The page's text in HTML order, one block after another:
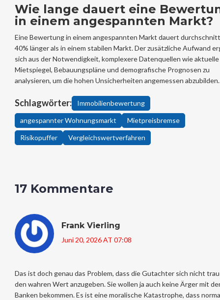
Wie lange dauert eine
in einem angespannten Markt?
Eine Bewertung in einem angespannten Markt dauert
40% länger als in einem stabilen Markt. Der zusätzliche Aufwand
sich aus der Notwendigkeit, komplexere Datenquellen wie aktuelle
Mietspiegel, Bebauungspläne und demografische Prognosen zu
analysieren, um die hohen Unsicherheiten angemessen abzubilden.
Schlagwörter: Immobilienbewertung
angespannter Wohnungsmarkt Mietpreisbremse
Risikopuffer Vergleichswertverfahren
17 Kommentare
Frank Vierling
Juni 20, 2026 AT 07:08
Das ist doch genau das Problem, dass die Gutachter sich nicht
den wahren Wert anzugeben. Sie wollen ja auch keine Ärger mit
Banken bekommen. Es ist eine moralische Katastrophe, dass